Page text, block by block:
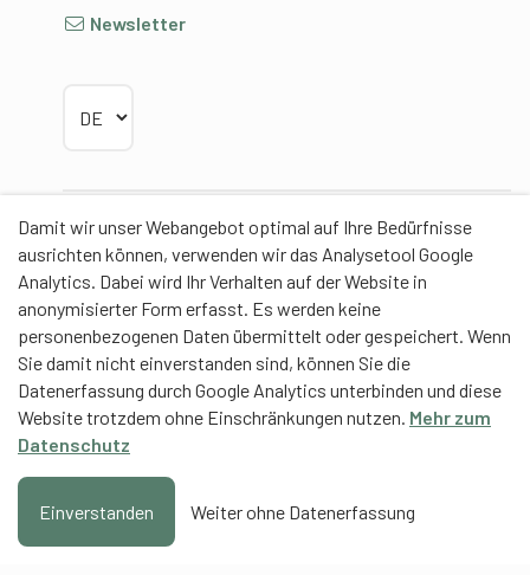
Damit wir unser Webangebot optimal auf Ihre Bedürfnisse
ausrichten können, verwenden wir das Analysetool Google
Analytics. Dabei wird Ihr Verhalten auf der Website in
anonymisierter Form erfasst. Es werden keine
personenbezogenen Daten übermittelt oder gespeichert. Wenn
Sie damit nicht einverstanden sind, können Sie die
Datenerfassung durch Google Analytics unterbinden und diese
Website trotzdem ohne Einschränkungen nutzen. Mehr zum
Datenschutz
Einverstanden Weiter ohne Datenerfassung
Newsletter
Partner
Contentpartner
Eidgenössische Hochschule für Sport Magglingen
EHSM